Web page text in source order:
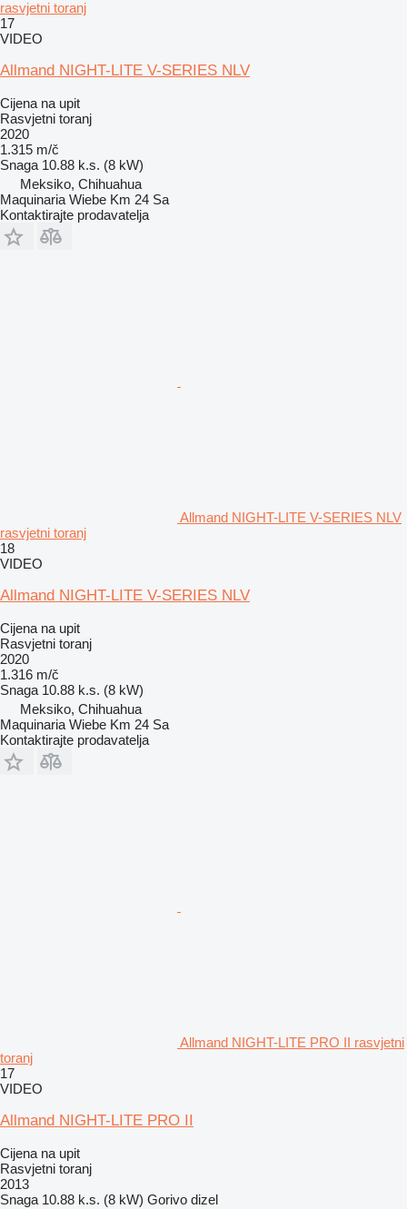
rasvjetni toranj
17
VIDEO
Allmand NIGHT-LITE V-SERIES NLV
Cijena na upit
Rasvjetni toranj
2020
1.315 m/č
Snaga 10.88 k.s. (8 kW)
Meksiko, Chihuahua
Maquinaria Wiebe Km 24 Sa
Kontaktirajte prodavatelja
Allmand NIGHT-LITE V-SERIES NLV
rasvjetni toranj
18
VIDEO
Allmand NIGHT-LITE V-SERIES NLV
Cijena na upit
Rasvjetni toranj
2020
1.316 m/č
Snaga 10.88 k.s. (8 kW)
Meksiko, Chihuahua
Maquinaria Wiebe Km 24 Sa
Kontaktirajte prodavatelja
Allmand NIGHT-LITE PRO II rasvjetni
toranj
17
VIDEO
Allmand NIGHT-LITE PRO II
Cijena na upit
Rasvjetni toranj
2013
Snaga 10.88 k.s. (8 kW) Gorivo dizel